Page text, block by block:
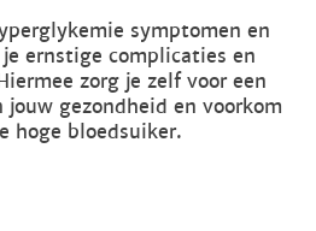
symptomen en
ernstige complicaties en
zorg je zelf voor een
gezondheid en voorkom
hoge bloedsuiker.